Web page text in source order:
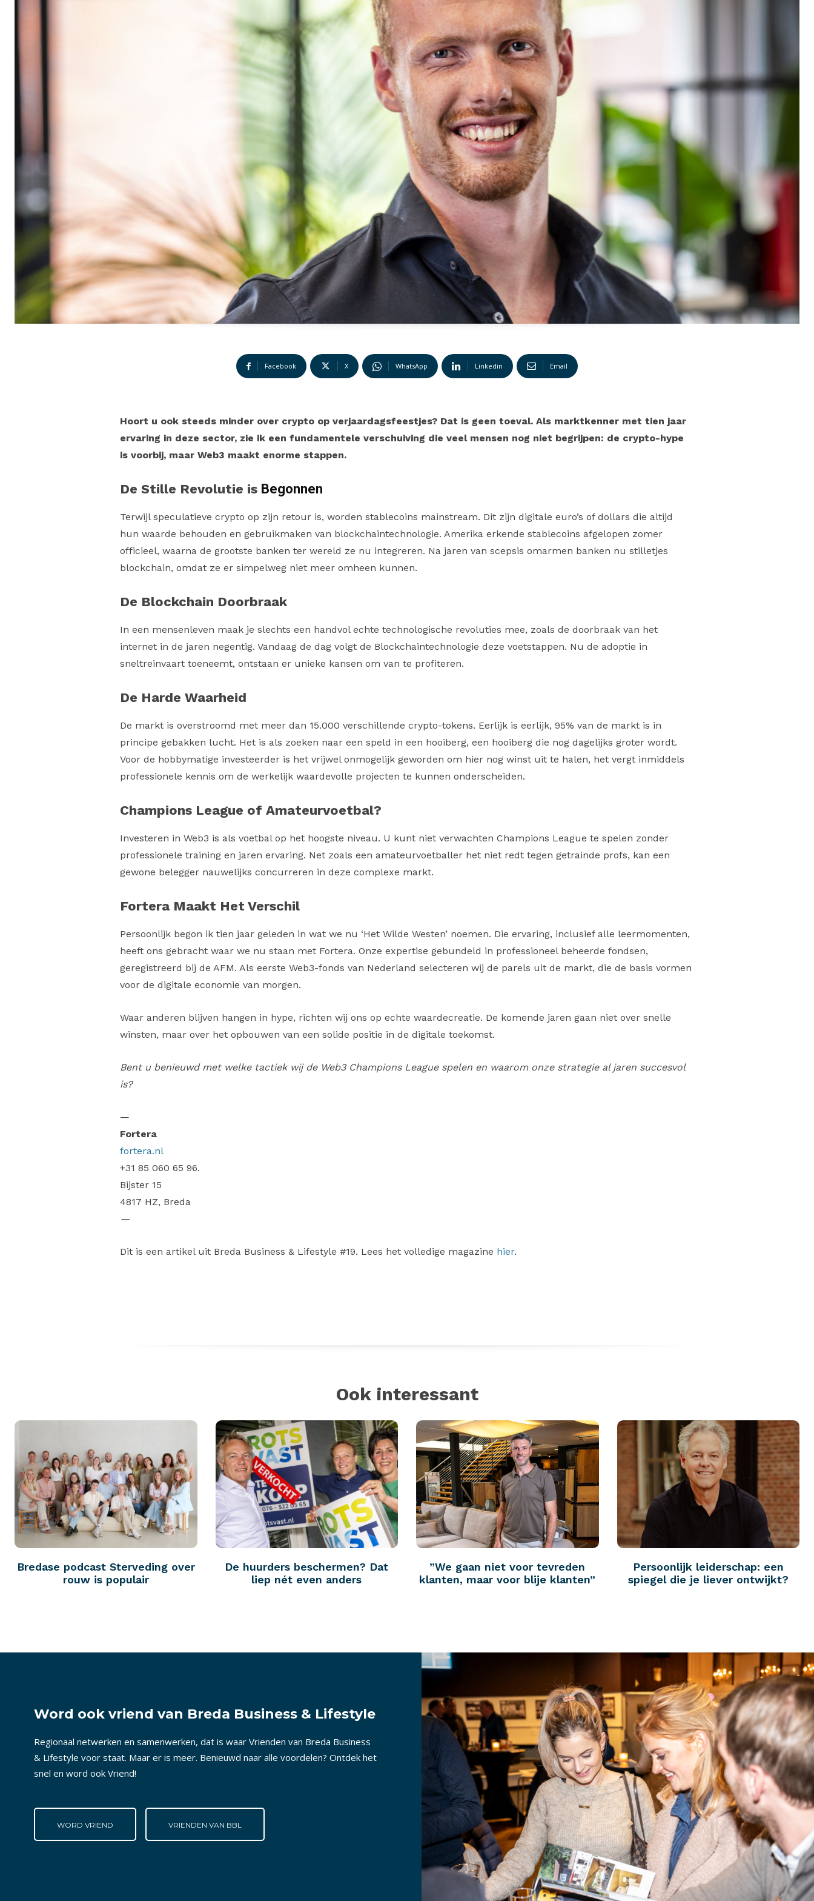
Facebook X WhatsApp Linkedin Email
Hoort u ook steeds minder over crypto op verjaardagsfeestjes? Dat is geen toeval. Als marktkenner met tien jaar
ervaring in deze sector, zie ik een fundamentele verschuiving die veel mensen nog niet begrijpen: de crypto-hype
is voorbij, maar Web3 maakt enorme stappen.
De Stille Revolutie is Begonnen
Terwijl speculatieve crypto op zijn retour is, worden stablecoins mainstream. Dit zijn digitale euro’s of dollars die altijd
hun waarde behouden en gebruikmaken van blockchaintechnologie. Amerika erkende stablecoins afgelopen zomer
officieel, waarna de grootste banken ter wereld ze nu integreren. Na jaren van scepsis omarmen banken nu stilletjes
blockchain, omdat ze er simpelweg niet meer omheen kunnen.
De Blockchain Doorbraak
In een mensenleven maak je slechts een handvol echte technologische revoluties mee, zoals de doorbraak van het
internet in de jaren negentig. Vandaag de dag volgt de Blockchaintechnologie deze voetstappen. Nu de adoptie in
sneltreinvaart toeneemt, ontstaan er unieke kansen om van te profiteren.
De Harde Waarheid
De markt is overstroomd met meer dan 15.000 verschillende crypto-tokens. Eerlijk is eerlijk, 95% van de markt is in
principe gebakken lucht. Het is als zoeken naar een speld in een hooiberg, een hooiberg die nog dagelijks groter wordt.
Voor de hobbymatige investeerder is het vrijwel onmogelijk geworden om hier nog winst uit te halen, het vergt inmiddels
professionele kennis om de werkelijk waardevolle projecten te kunnen onderscheiden.
Champions League of Amateurvoetbal?
Investeren in Web3 is als voetbal op het hoogste niveau. U kunt niet verwachten Champions League te spelen zonder
professionele training en jaren ervaring. Net zoals een amateurvoetballer het niet redt tegen getrainde profs, kan een
gewone belegger nauwelijks concurreren in deze complexe markt.
Fortera Maakt Het Verschil
Persoonlijk begon ik tien jaar geleden in wat we nu ‘Het Wilde Westen’ noemen. Die ervaring, inclusief alle leermomenten,
heeft ons gebracht waar we nu staan met Fortera. Onze expertise gebundeld in professioneel beheerde fondsen,
geregistreerd bij de AFM. Als eerste Web3-fonds van Nederland selecteren wij de parels uit de markt, die de basis vormen
voor de digitale economie van morgen.
Waar anderen blijven hangen in hype, richten wij ons op echte waardecreatie. De komende jaren gaan niet over snelle
winsten, maar over het opbouwen van een solide positie in de digitale toekomst.
Bent u benieuwd met welke tactiek wij de Web3 Champions League spelen en waarom onze strategie al jaren succesvol
is?
—
Fortera
fortera.nl
+31 85 060 65 96.
Bijster 15
4817 HZ, Breda
—
Dit is een artikel uit Breda Business & Lifestyle #19. Lees het volledige magazine hier.
Ook interessant
Bredase podcast Sterveding over
rouw is populair
De huurders beschermen? Dat
liep nét even anders
”We gaan niet voor tevreden
klanten, maar voor blije klanten”
Persoonlijk leiderschap: een
spiegel die je liever ontwijkt?
Word ook vriend van Breda Business & Lifestyle
Regionaal netwerken en samenwerken, dat is waar Vrienden van Breda Business
& Lifestyle voor staat. Maar er is meer. Benieuwd naar alle voordelen? Ontdek het
snel en word ook Vriend!
WORD VRIEND VRIENDEN VAN BBL